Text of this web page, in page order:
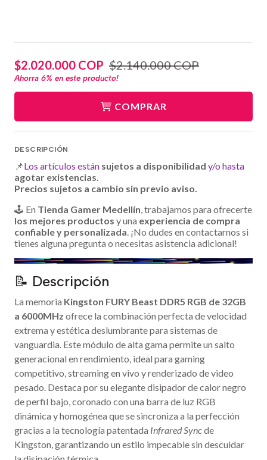
$2.020.000 COP $2.140.000 COP
Ahorra 6% en este producto!
COMPRAR
DESCRIPCIÓN
📌Los artículos están sujetos a disponibilidad y/o hasta
agotar existencias.
Precios sujetos a cambio sin previo aviso.
🕹️ En Tienda Gamer Medellín, trabajamos para ofrecerte
los mejores productos y una experiencia de compra
confiable y personalizada. ¡No dudes en contactarnos si
tienes alguna pregunta o necesitas asistencia adicional!
📝 Descripción
La memoria Kingston FURY Beast DDR5 RGB de 32GB
a 6000MHz ofrece la combinación perfecta de velocidad
extrema y estética deslumbrante para sistemas de
vanguardia. Este módulo de alta gama permite un salto
generacional en rendimiento, ideal para gaming
competitivo, streaming en vivo y renderizado de video
pesado. Destaca por su elegante disipador de calor negro
de perfil bajo, coronado con una barra de luz RGB
dinámica y homogénea que se sincroniza a la perfección
gracias a la tecnología patentada Infrared Syncde
Kingston, garantizando un estilo impecable sin descuidar